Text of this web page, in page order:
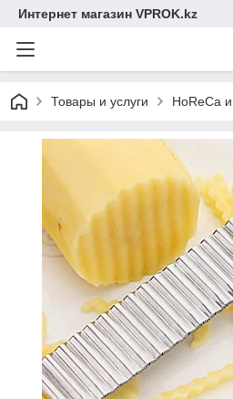
Интернет магазин VPROK.kz
Товары и услуги HoReCa